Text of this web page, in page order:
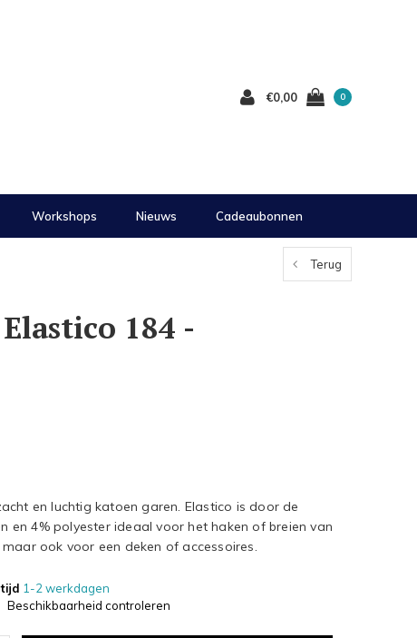
€0,00 0
Workshops Nieuws Cadeaubonnen
Terug
184 -
en luchtig katoen garen. Elastico is door de
en 4% polyester ideaal voor het haken of breien van
ook voor een deken of accessoires.
1-2 werkdagen
Beschikbaarheid controleren